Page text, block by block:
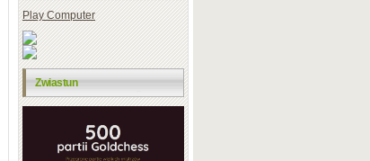
Play Computer
Zwiastun